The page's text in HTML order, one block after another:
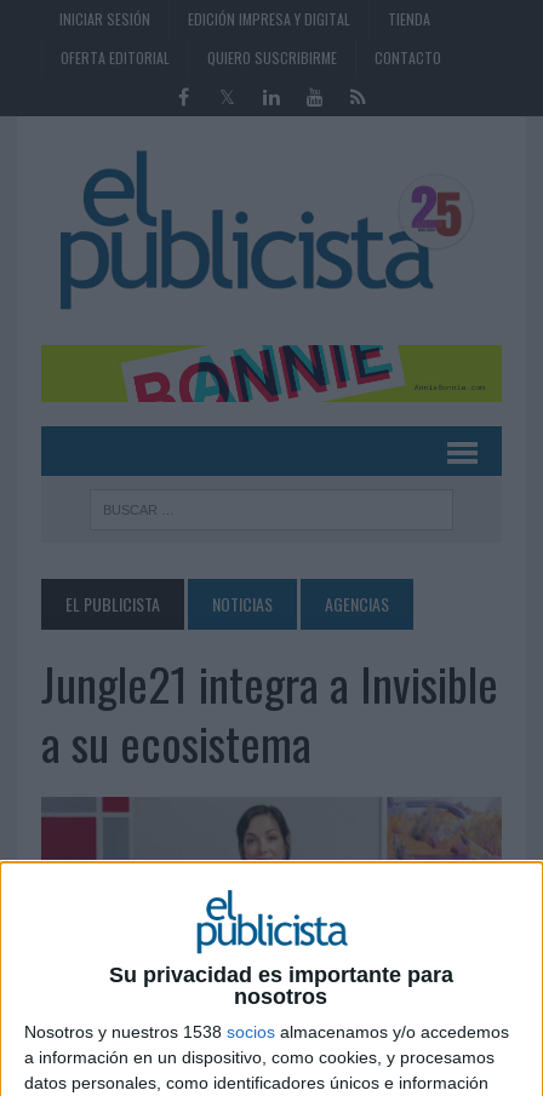
Su privacidad es importante para
nosotros
Nosotros y nuestros 1538 socios almacenamos y/o accedemos
a información en un dispositivo, como cookies, y procesamos
datos personales, como identificadores únicos e información
INICIAR SESIÓN EDICIÓN IMPRESA Y DIGITAL
TIENDA
OFERTA EDITORIAL
QUIERO SUSCRIBIRME CONTACTO
EL PUBLICISTA NOTICIAS AGENCIAS
Jungle21 integra a Invisible
a su ecosistema
22 DE MARZO DE 2022